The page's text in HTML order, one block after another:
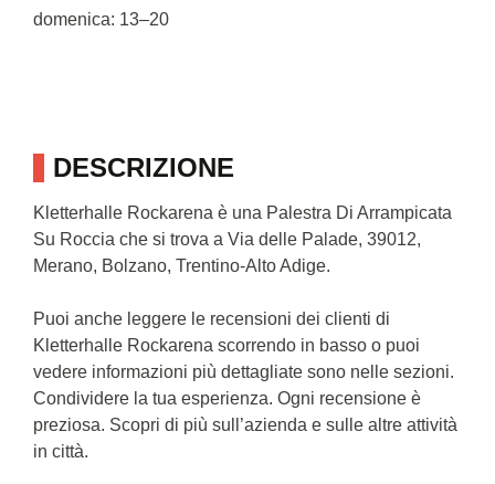
DESCRIZIONE
Kletterhalle Rockarena è una Palestra Di Arrampicata
Su Roccia che si trova a Via delle Palade, 39012,
Merano, Bolzano, Trentino-Alto Adige.
Puoi anche leggere le recensioni dei clienti di
Kletterhalle Rockarena scorrendo in basso o puoi
vedere informazioni più dettagliate sono nelle sezioni.
Condividere la tua esperienza. Ogni recensione è
preziosa. Scopri di più sull’azienda e sulle altre attività
in città.
domenica: 13–20